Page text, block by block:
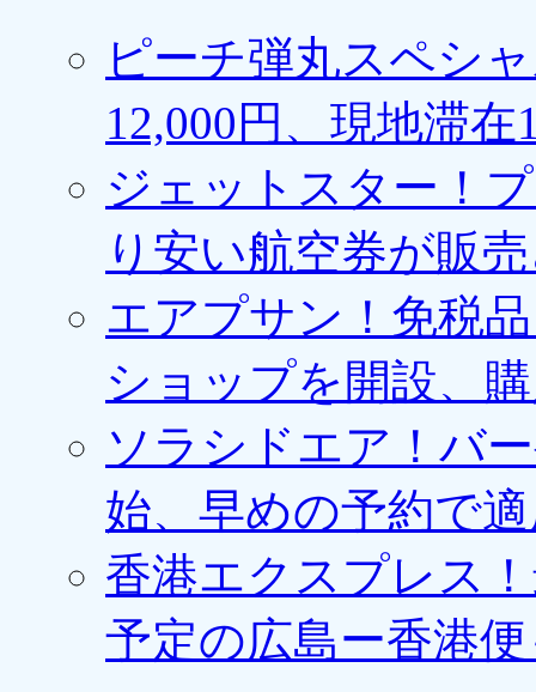
ピーチ弾丸スペシ
12,000円、現地滞
ジェットスター！
り安い航空券が販
エアプサン！免税
ショップを開設、
ソラシドエア！バ
始、早めの予約で
香港エクスプレス
予定の広島ー香港